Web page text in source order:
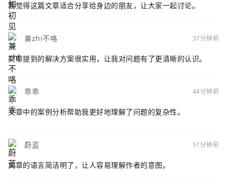
我觉得这篇文章适合分享给身边的朋友，让大家一起讨论。
兼zhi不咯 37分钟前
文章提到的解决方案很实用，让我对问题有了更清晰的认识。
乖乖 44分钟前
文章中的案例分析帮助我更好地理解了问题的复杂性。
蔚蓝 51分钟前
文章的语言简洁明了，让人容易理解作者的意图。